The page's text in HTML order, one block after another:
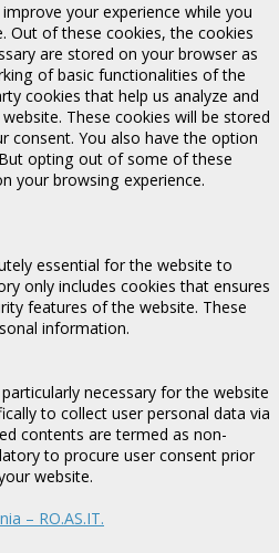
your experience while you
Out of these cookies, the cookies
are stored on your browser as
of basic functionalities of the
cookies that help us analyze and
These cookies will be stored
consent. You also have the option
opting out of some of these
your browsing experience.
essential for the website to
only includes cookies that ensures
features of the website. These
information.
necessary for the website
to collect user personal data via
contents are termed as non-
to procure user consent prior
website.
– RO.AS.IT.